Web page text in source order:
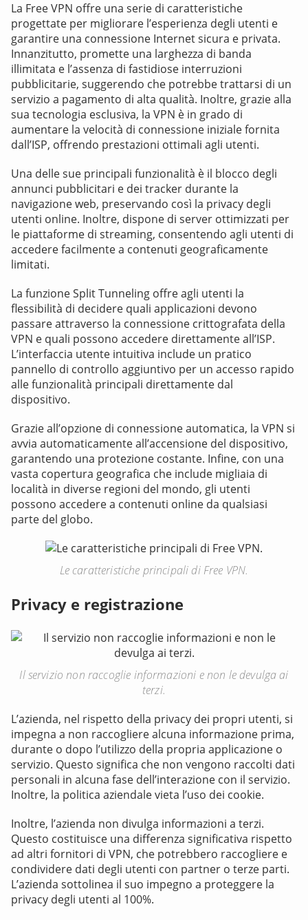
La Free VPN offre una serie di caratteristiche
progettate per migliorare l’esperienza degli utenti e
garantire una connessione Internet sicura e privata.
Innanzitutto, promette una larghezza di banda
illimitata e l’assenza di fastidiose interruzioni
pubblicitarie, suggerendo che potrebbe trattarsi di un
servizio a pagamento di alta qualità. Inoltre, grazie alla
sua tecnologia esclusiva, la VPN è in grado di
aumentare la velocità di connessione iniziale fornita
dall’ISP, offrendo prestazioni ottimali agli utenti.
Una delle sue principali funzionalità è il blocco degli
annunci pubblicitari e dei tracker durante la
navigazione web, preservando così la privacy degli
utenti online. Inoltre, dispone di server ottimizzati per
le piattaforme di streaming, consentendo agli utenti di
accedere facilmente a contenuti geograficamente
limitati.
La funzione Split Tunneling offre agli utenti la
flessibilità di decidere quali applicazioni devono
passare attraverso la connessione crittografata della
VPN e quali possono accedere direttamente all’ISP.
L’interfaccia utente intuitiva include un pratico
pannello di controllo aggiuntivo per un accesso rapido
alle funzionalità principali direttamente dal
dispositivo.
Grazie all’opzione di connessione automatica, la VPN si
avvia automaticamente all’accensione del dispositivo,
garantendo una protezione costante. Infine, con una
vasta copertura geografica che include migliaia di
località in diverse regioni del mondo, gli utenti
possono accedere a contenuti online da qualsiasi
parte del globo.
Le caratteristiche principali di Free VPN.
Privacy e registrazione
Il servizio non raccoglie informazioni e non le devulga ai
terzi.
L’azienda, nel rispetto della privacy dei propri utenti, si
impegna a non raccogliere alcuna informazione prima,
durante o dopo l’utilizzo della propria applicazione o
servizio. Questo significa che non vengono raccolti dati
personali in alcuna fase dell’interazione con il servizio.
Inoltre, la politica aziendale vieta l’uso dei cookie.
Inoltre, l’azienda non divulga informazioni a terzi.
Questo costituisce una differenza significativa rispetto
ad altri fornitori di VPN, che potrebbero raccogliere e
condividere dati degli utenti con partner o terze parti.
L’azienda sottolinea il suo impegno a proteggere la
privacy degli utenti al 100%.